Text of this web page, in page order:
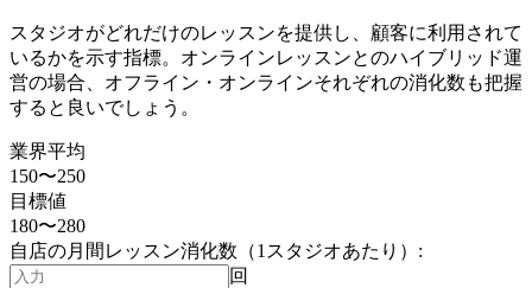
スタジオがどれだけのレッスンを提供し、顧客に利用されて
いるかを示す指標。オンラインレッスンとのハイブリッド運
営の場合、オフライン・オンラインそれぞれの消化数も把握
すると良いでしょう。
業界平均
150〜250
目標値
180〜280
自店の月間レッスン消化数（1スタジオあたり） :
回